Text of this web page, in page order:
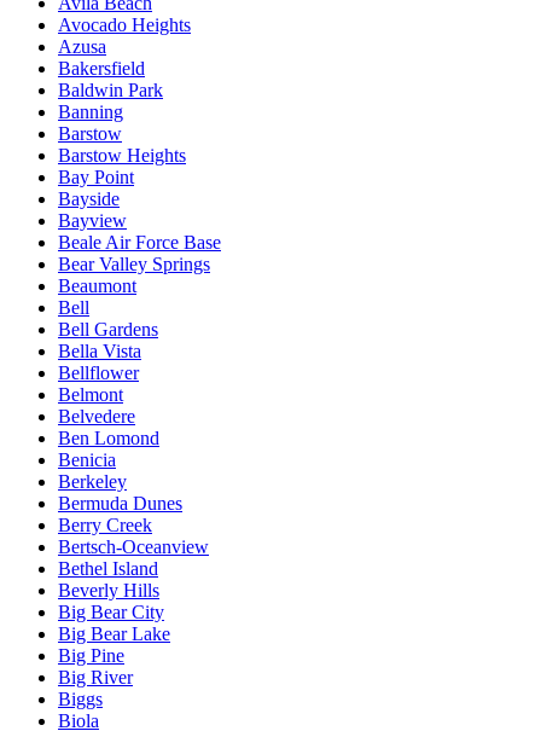
Avocado Heights
Azusa
Bakersfield
Baldwin Park
Banning
Barstow
Barstow Heights
Bay Point
Bayside
Bayview
Beale Air Force Base
Bear Valley Springs
Beaumont
Bell
Bell Gardens
Bella Vista
Bellflower
Belmont
Belvedere
Ben Lomond
Benicia
Berkeley
Bermuda Dunes
Berry Creek
Bertsch-Oceanview
Bethel Island
Beverly Hills
Big Bear City
Big Bear Lake
Big Pine
Big River
Biggs
Biola